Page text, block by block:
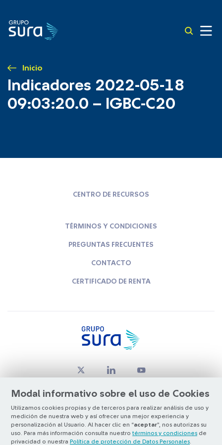
Inicio
Indicadores 2022-05-18
09:03:20.0 – IGBC-C20
Modal informativo sobre el uso de Cookies
Utilizamos cookies propias y de terceros para realizar análisis de uso y
medición de nuestra web y así ofrecer una mejor experiencia y
personalización al Usuario. Al hacer clic en “aceptar”, nos autorizas su
uso. Para más información consulta nuestro términos y condiciones de
privacidad o nuestra Política de protección de Datos Personales
CENTRO DE RECURSOS
TÉRMINOS Y CONDICIONES
PREGUNTAS FRECUENTES
CONTACTO
CERTIFICADO DE RENTA
© Copyright Grupo SURA 2026